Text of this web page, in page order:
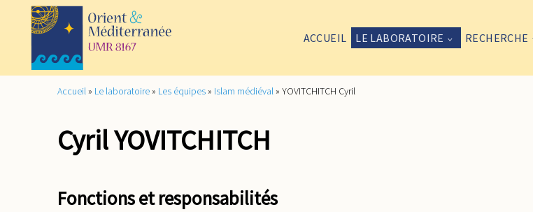
ACCUEIL LE LABORATOIRE RECHERCHE
Accueil » Le laboratoire » Les équipes » Islam médiéval » YOVITCHITCH Cyril
Cyril YOVITCHITCH
Fonctions et responsabilités